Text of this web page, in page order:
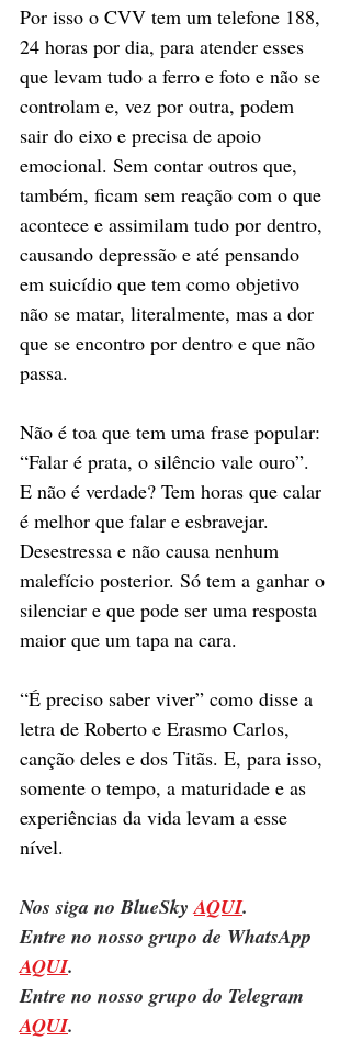
Por isso o CVV tem um telefone 188,
24 horas por dia, para atender esses
que levam tudo a ferro e foto e não se
controlam e, vez por outra, podem
sair do eixo e precisa de apoio
emocional. Sem contar outros que,
também, ficam sem reação com o que
acontece e assimilam tudo por dentro,
causando depressão e até pensando
em suicídio que tem como objetivo
não se matar, literalmente, mas a dor
que se encontro por dentro e que não
passa.
Não é toa que tem uma frase popular:
“Falar é prata, o silêncio vale ouro”.
E não é verdade? Tem horas que calar
é melhor que falar e esbravejar.
Desestressa e não causa nenhum
malefício posterior. Só tem a ganhar o
silenciar e que pode ser uma resposta
maior que um tapa na cara.
“É preciso saber viver” como disse a
letra de Roberto e Erasmo Carlos,
canção deles e dos Titãs. E, para isso,
somente o tempo, a maturidade e as
experiências da vida levam a esse
nível.
Nos siga no BlueSky AQUI.
Entre no nosso grupo de WhatsApp
AQUI.
Entre no nosso grupo do Telegram
AQUI.